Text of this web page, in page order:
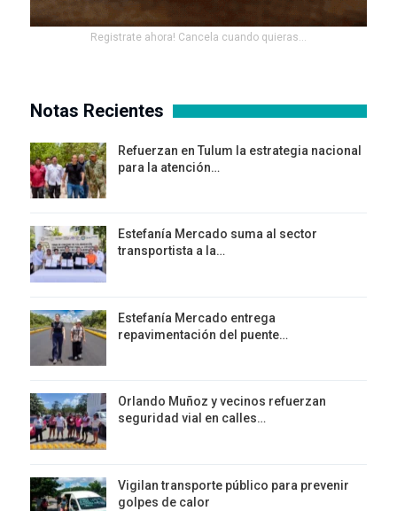
Registrate ahora! Cancela cuando quieras...
Notas Recientes
Refuerzan en Tulum la estrategia nacional
para la atención…
Estefanía Mercado suma al sector
transportista a la…
Estefanía Mercado entrega
repavimentación del puente…
Orlando Muñoz y vecinos refuerzan
seguridad vial en calles…
Vigilan transporte público para prevenir
golpes de calor